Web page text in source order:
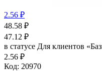
2.56 ₽
48.58 ₽
47.12 ₽
в статусе Для клиентов
2.56 ₽
Код: 20970